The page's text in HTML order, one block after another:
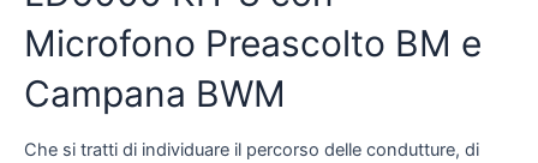
Microfono Preascolto BM e
Campana BWM
Che si tratti di individuare il percorso delle condutture, di